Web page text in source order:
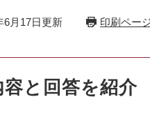
6月17日更新 印刷ペー
と回答を紹介